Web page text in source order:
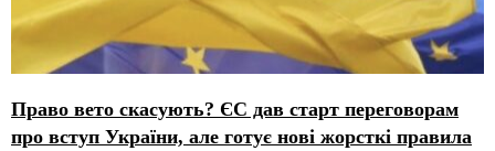
Право вето скасують? ЄС дав старт переговорам
про вступ України, але готує нові жорсткі правила